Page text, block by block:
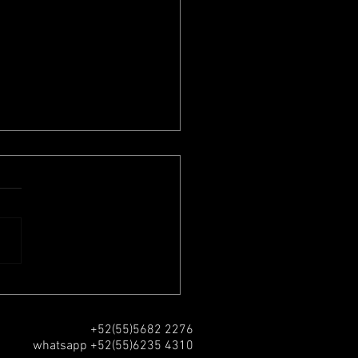
+52(55)5682 2276
whatsapp +52(55)6235 4310